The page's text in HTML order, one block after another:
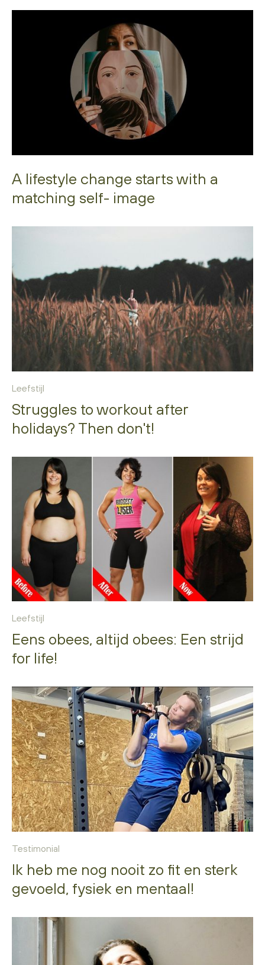
A lifestyle change starts with a
matching self- image
Leefstijl
Struggles to workout after
holidays? Then don't!
Leefstijl
Eens obees, altijd obees: Een strijd
for life!
Testimonial
Ik heb me nog nooit zo fit en sterk
gevoeld, fysiek en mentaal!